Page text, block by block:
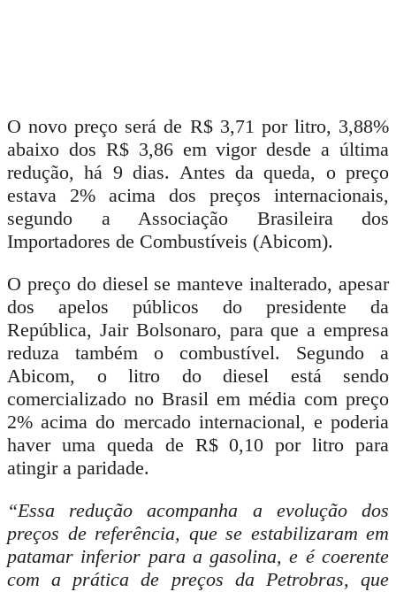
O novo preço será de R$ 3,71 por litro, 3,88%
abaixo dos R$ 3,86 em vigor desde a última
redução, há 9 dias. Antes da queda, o preço
estava 2% acima dos preços internacionais,
segundo a Associação Brasileira dos
Importadores de Combustíveis (Abicom).
O preço do dieselse manteve inalterado, apesar
dos apelos públicos do presidente da
República, Jair Bolsonaro, para que a empresa
reduza também o combustível. Segundo a
Abicom, o litro do diesel está sendo
comercializado no Brasil em média com preço
2% acima do mercado internacional, e poderia
haver uma queda de R$ 0,10 por litro para
atingir a paridade.
“Essa redução acompanha a evolução dos
preços de referência, que se estabilizaram em
patamar inferior para a gasolina, e é coerente
com a prática de preços da Petrobras, que